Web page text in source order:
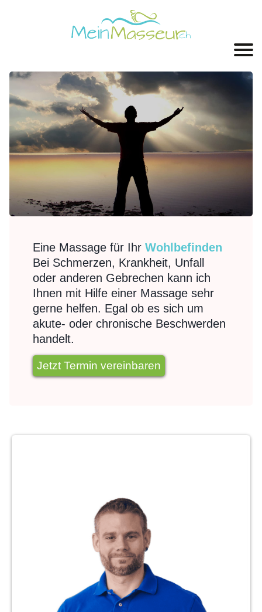
Eine Massage für Ihr Wohlbefinden
Bei Schmerzen, Krankheit, Unfall
oder anderen Gebrechen kann ich
Ihnen mit Hilfe einer Massage sehr
gerne helfen. Egal ob es sich um
akute- oder chronische Beschwerden
handelt.
Jetzt Termin vereinbaren